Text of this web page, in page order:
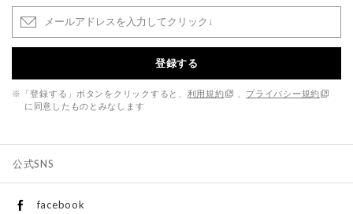
登録する
※「登録する」ボタンをクリックすると、 利用規約
プライバシー規約
に同意したものとみなします
公式SNS
facebook